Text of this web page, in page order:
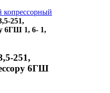
копрессорный
251,
6ГШ 1, 6- 1,
251,
6ГШ